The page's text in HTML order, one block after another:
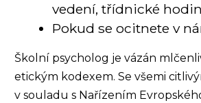
vedení, třídnické
Pokud se ocitnete v
Školní psycholog je vázán
etickým kodexem. Se všemi
v souladu s Nařízením